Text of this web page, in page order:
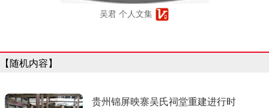
吴君 个人文集
【随机内容】
贵州锦屏映寨吴氏祠堂重建进行时